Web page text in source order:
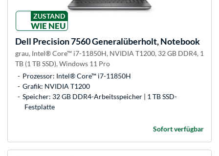
ZUSTAND
WIE NEU
Dell Precision 7560 Generalüberholt, Notebook
grau, Intel® Core™ i7-11850H, NVIDIA T1200, 32 GB DDR4, 1
TB (1 TB SSD), Windows 11 Pro
Prozessor: Intel® Core™ i7-11850H
Grafik: NVIDIA T1200
Speicher: 32 GB DDR4-Arbeitsspeicher | 1 TB SSD-
Festplatte
Sofort verfügbar